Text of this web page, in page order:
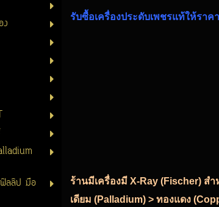
ลลิป มือ
รับซื้อเครื่องประดับเพชรแท้ให้ราค
ร้านมีเครื่องมี X-Ray (Fischer) ส
เดียม (Palladium) > ทองแดง